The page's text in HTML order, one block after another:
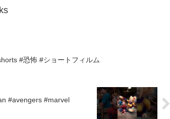
#恐怖 #ショートフィルム
#avengers #marvel